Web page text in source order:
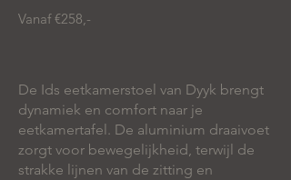
Vanaf €258,-
De Ids eetkamerstoel van Dyyk brengt
dynamiek en comfort naar je
eetkamertafel. De aluminium draaivoet
zorgt voor bewegelijkheid, terwijl de
strakke lijnen van de zitting en